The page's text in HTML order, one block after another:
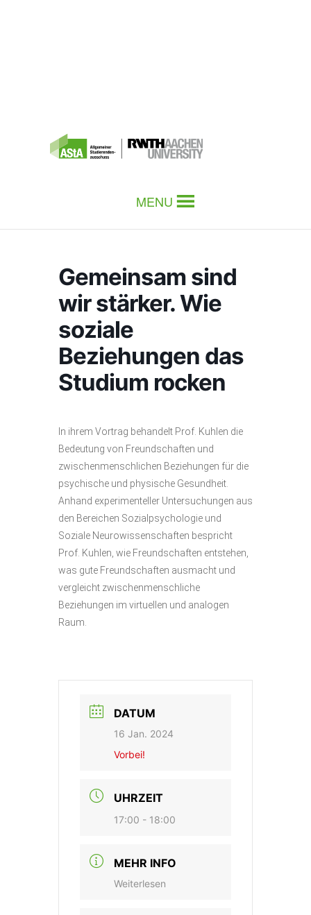
MENU
Gemeinsam sind
wir stärker. Wie
soziale
Beziehungen das
Studium rocken
In ihrem Vortrag behandelt Prof. Kuhlen die
Bedeutung von Freundschaften und
zwischenmenschlichen Beziehungen für die
psychische und physische Gesundheit.
Anhand experimenteller Untersuchungen aus
den Bereichen Sozialpsychologie und
Soziale Neurowissenschaften bespricht
Prof. Kuhlen, wie Freundschaften entstehen,
was gute Freundschaften ausmacht und
vergleicht zwischenmenschliche
Beziehungen im virtuellen und analogen
Raum.
DATUM
16 Jan. 2024
Vorbei!
UHRZEIT
17:00 - 18:00
MEHR INFO
Weiterlesen